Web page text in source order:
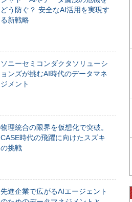
どう防ぐ？ 安全なAI活用を実現す
る新戦略
ソニーセミコンダクタソリューシ
ョンズが挑むAI時代のデータマネ
ジメント
物理統合の限界を仮想化で突破。
CASE時代の飛躍に向けたスズキ
の挑戦
先進企業で広がるAIエージェント